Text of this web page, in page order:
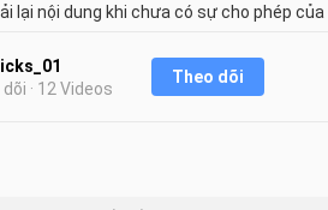
lại nội dung khi chưa có sự cho phép
· 12 Videos
Theo dõi